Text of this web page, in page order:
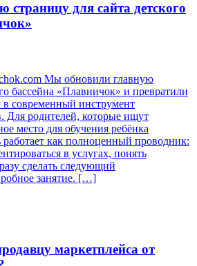
страницу для сайта детского
Мы обновили главную
бассейна «Плавничок» и превратили
современный инструмент
Для родителей, которые ищут
место для обучения ребёнка
работает как полноценный проводник:
в услугах, понять
сделать следующий
занятие. […]
маркетплейса от